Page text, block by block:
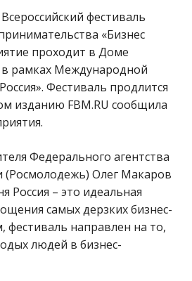
фестиваль
«Бизнес
проходит в Доме
рамках Международной
Фестиваль продлится
изданию FBM.RU сообщила
Федерального агентства
Олег Макаров
Россия – это идеальная
самых дерзких бизнес-
фестиваль направлен на то,
людей в бизнес-